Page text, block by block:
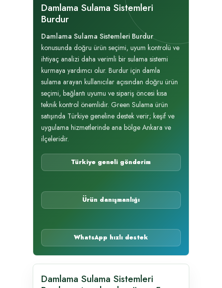
Damlama Sulama Sistemleri
Burdur
Damlama Sulama Sistemleri Burdur
konusunda doğru ürün seçimi, uyum kontrolü ve
ihtiyaç analizi daha verimli bir sulama sistemi
kurmaya yardımcı olur. Burdur için damla
sulama arayan kullanıcılar açısından doğru ürün
seçimi, bağlantı uyumu ve sipariş öncesi kısa
teknik kontrol önemlidir. Green Sulama ürün
satışında Türkiye geneline destek verir; keşif ve
uygulama hizmetlerinde ana bölge Ankara ve
ilçeleridir.
Türkiye geneli gönderim
Ürün danışmanlığı
WhatsApp hızlı destek
Damlama Sulama Sistemleri